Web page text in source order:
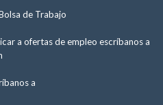
de Trabajo
a ofertas de empleo escríbanos a
a